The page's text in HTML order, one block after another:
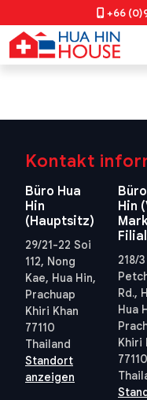
+66
Kontakt
Büro Hua
Hin
(Hauptsitz)
29/21-22 Soi
112, Nong
Kae, Hua Hin,
Prachuap
Khiri Khan
77110
Thailand
Standort
anzeigen
Hin
218/3
Rd.,
Hua
Khiri
77110